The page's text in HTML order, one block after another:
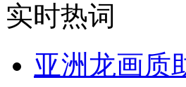
实时热词
亚洲龙画质